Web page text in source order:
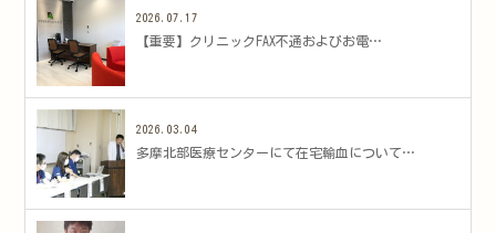
2026.07.17
​【重要】クリニックFAX不通およびお電…
2026.03.04
多摩北部医療センターにて在宅輸血について…